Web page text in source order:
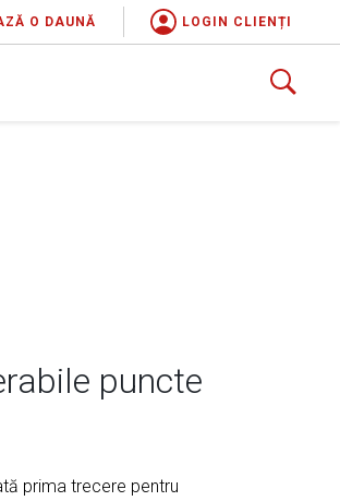
O DAUNĂ LOGIN CLIENȚI
puncte
prima trecere pentru